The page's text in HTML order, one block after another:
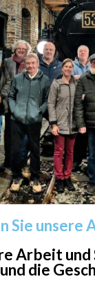
Sie unsere
Arbeit und
die